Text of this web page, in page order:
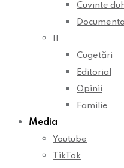
Cuvinte
Cugetări
Editorial
Opinii
Familie
Media
Youtube
TikTok